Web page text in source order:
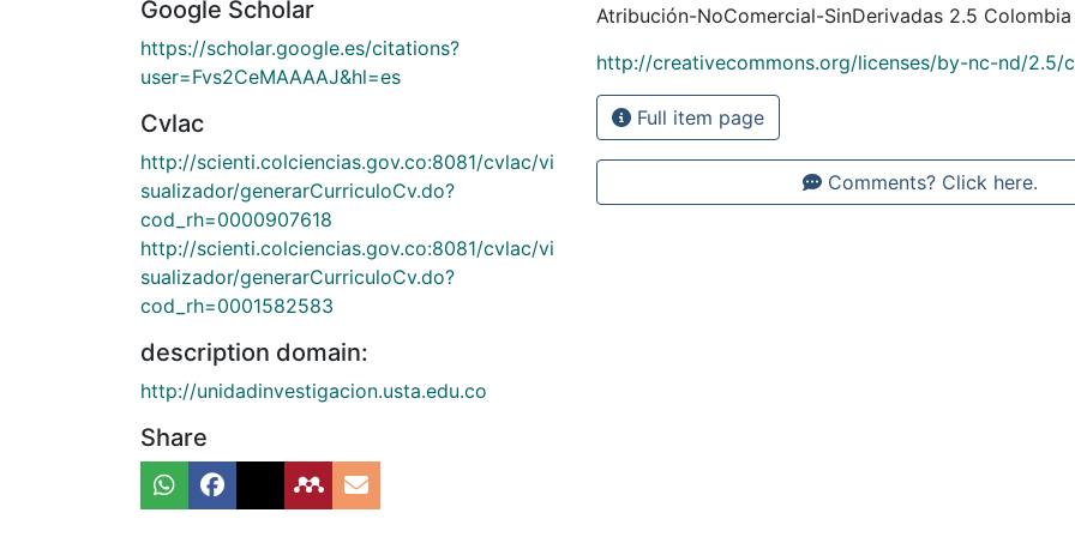
Google Scholar
https://scholar.google.es/citations?
user=Fvs2CeMAAAAJ&hl=es
Cvlac
http://scienti.colciencias.gov.co:8081/cvlac/vi
sualizador/generarCurriculoCv.do?
cod_rh=0000907618
http://scienti.colciencias.gov.co:8081/cvlac/vi
sualizador/generarCurriculoCv.do?
cod_rh=0001582583
description domain:
http://unidadinvestigacion.usta.edu.co
Share
Atribución-NoComercial-SinDerivadas 2.5 Colombia
http://creativecommons.org/licenses/by-nc-nd/2.5/
Full item page
Comments? Click here.